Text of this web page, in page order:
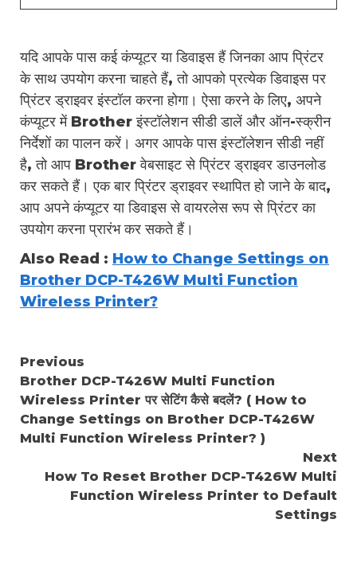
यदि आपके पास कई कंप्यूटर या डिवाइस हैं जिनका आप प्रिंटर
के साथ उपयोग करना चाहते हैं, तो आपको प्रत्येक डिवाइस पर
प्रिंटर ड्राइवर इंस्टॉल करना होगा। ऐसा करने के लिए, अपने
कंप्यूटर में Brother इंस्टॉलेशन सीडी डालें और ऑन-स्क्रीन
निर्देशों का पालन करें। अगर आपके पास इंस्टॉलेशन सीडी नहीं
है, तो आप Brother वेबसाइट से प्रिंटर ड्राइवर डाउनलोड
कर सकते हैं। एक बार प्रिंटर ड्राइवर स्थापित हो जाने के बाद,
आप अपने कंप्यूटर या डिवाइस से वायरलेस रूप से प्रिंटर का
उपयोग करना प्रारंभ कर सकते हैं।
Also Read : How to Change Settings on
Brother DCP-T426W Multi Function
Wireless Printer?
Continue
Reading
Previous
Brother DCP-T426W Multi Function
Wireless Printer पर सेटिंग कैसे बदलें? ( How to
Change Settings on Brother DCP-T426W
Multi Function Wireless Printer? )
Next
How To Reset Brother DCP-T426W Multi
Function Wireless Printer to Default
Settings